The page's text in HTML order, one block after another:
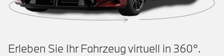
Erleben Sie Ihr Fahrzeug virtuell in 360°.